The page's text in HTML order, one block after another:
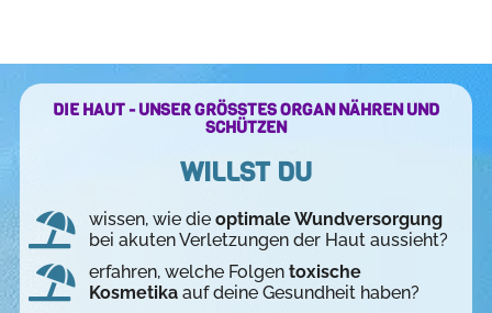
DIE HAUT - UNSER GRÖSSTES ORGAN NÄHREN UND
SCHÜTZEN
WILLST DU
wissen, wie die optimale Wundversorgung
bei akuten Verletzungen der Haut aussieht?
erfahren, welche Folgen toxische
Kosmetikaauf deine Gesundheit haben?